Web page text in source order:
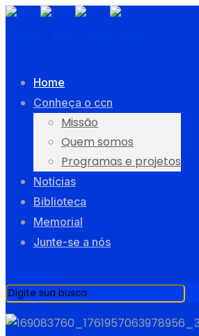
Home
Conheça o ccn
Missão
Quem somos
Programas e projetos
Notícias
Biblioteca
Memorial
Junte-se a nós